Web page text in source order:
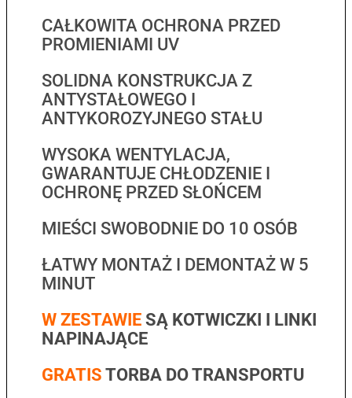
CAŁKOWITA OCHRONA PRZED
PROMIENIAMI UV
SOLIDNA KONSTRUKCJA Z
ANTYSTAŁOWEGO I
ANTYKOROZYJNEGO STAŁU
WYSOKA WENTYLACJA,
GWARANTUJE CHŁODZENIE I
OCHRONĘ PRZED SŁOŃCEM
MIEŚCI SWOBODNIE DO 10 OSÓB
ŁATWY MONTAŻ I DEMONTAŻ W 5
MINUT
W ZESTAWIE SĄ KOTWICZKI I LINKI
NAPINAJĄCE
GRATIS TORBA DO TRANSPORTU